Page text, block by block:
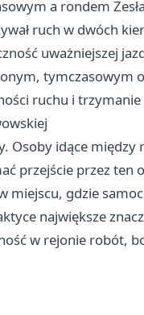
a rondem
ruch w dwóch
uważniejszej
tymczasowym
ruchu i
Osoby idące
przejście przez
miejscu, gdzie
największe
w rejonie robót,